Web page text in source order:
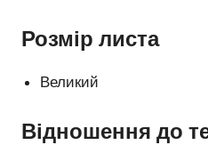
Розмір листа
Великий
Відношення до